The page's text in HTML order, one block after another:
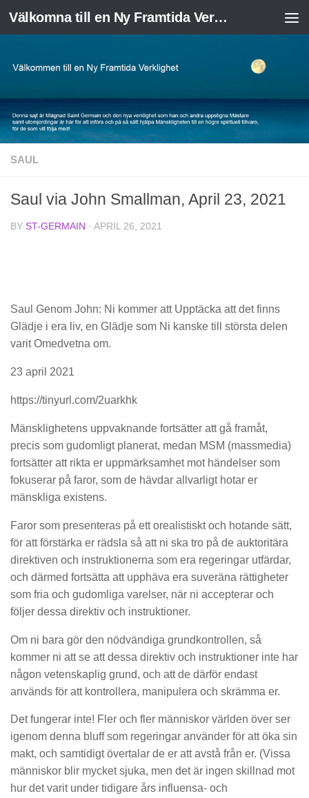
Skip to content Välkomna till en Ny Framtida Verklighet
SAUL
Saul via John Smallman, April 23, 2021
BY ST-GERMAIN · APRIL 26, 2021
Saul Genom John: Ni kommer att Upptäcka att det finns
Glädje i era liv, en Glädje som Ni kanske till största delen
varit Omedvetna om.
23 april 2021
https://tinyurl.com/2uarkhk
Mänsklighetens uppvaknande fortsätter att gå framåt,
precis som gudomligt planerat, medan MSM (massmedia)
fortsätter att rikta er uppmärksamhet mot händelser som
fokuserar på faror, som de hävdar allvarligt hotar er
mänskliga existens.
Faror som presenteras på ett orealistiskt och hotande sätt,
för att förstärka er rädsla så att ni ska tro på de auktoritära
direktiven och instruktionerna som era regeringar utfärdar,
och därmed fortsätta att upphäva era suveräna rättigheter
som fria och gudomliga varelser, när ni accepterar och
följer dessa direktiv och instruktioner.
Om ni bara gör den nödvändiga grundkontrollen, så
kommer ni att se att dessa direktiv och instruktioner inte har
någon vetenskaplig grund, och att de därför endast
används för att kontrollera, manipulera och skrämma er.
Det fungerar inte! Fler och fler människor världen över ser
igenom denna bluff som regeringar använder för att öka sin
makt, och samtidigt övertalar de er att avstå från er. (Vissa
människor blir mycket sjuka, men det är ingen skillnad mot
hur det varit under tidigare års influensa- och